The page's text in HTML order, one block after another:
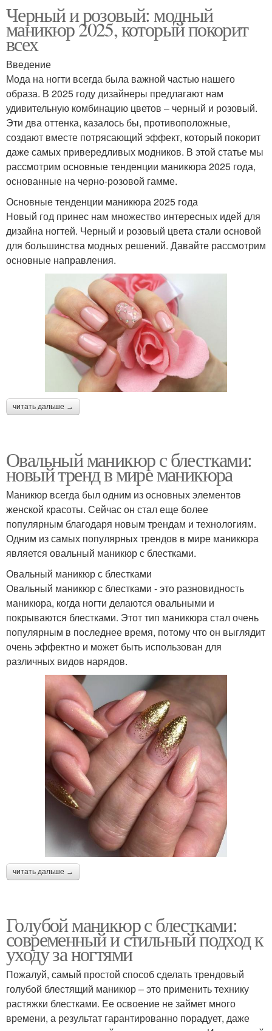
Черный и розовый: модный
маникюр 2025, который покорит
всех
Введение
Мода на ногти всегда была важной частью нашего
образа. В 2025 году дизайнеры предлагают нам
удивительную комбинацию цветов – черный и розовый.
Эти два оттенка, казалось бы, противоположные,
создают вместе потрясающий эффект, который покорит
даже самых привередливых модников. В этой статье мы
рассмотрим основные тенденции маникюра 2025 года,
основанные на черно-розовой гамме.
Основные тенденции маникюра 2025 года
Новый год принес нам множество интересных идей для
дизайна ногтей. Черный и розовый цвета стали основой
для большинства модных решений. Давайте рассмотрим
основные направления.
читать дальше →
Овальный маникюр с блестками:
новый тренд в мире маникюра
Маникюр всегда был одним из основных элементов
женской красоты. Сейчас он стал еще более
популярным благодаря новым трендам и технологиям.
Одним из самых популярных трендов в мире маникюра
является овальный маникюр с блестками.
Овальный маникюр с блестками
Овальный маникюр с блестками - это разновидность
маникюра, когда ногти делаются овальными и
покрываются блестками. Этот тип маникюра стал очень
популярным в последнее время, потому что он выглядит
очень эффектно и может быть использован для
различных видов нарядов.
читать дальше →
Голубой маникюр с блестками:
современный и стильный подход к
уходу за ногтями
Пожалуй, самый простой способ сделать трендовый
голубой блестящий маникюр – это применить технику
растяжки блестками. Ее освоение не займет много
времени, а результат гарантированно порадует, даже